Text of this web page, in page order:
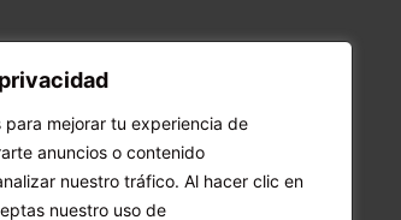
para mejorar tu experiencia de
anuncios o contenido
nuestro tráfico. Al hacer clic en
nuestro uso de